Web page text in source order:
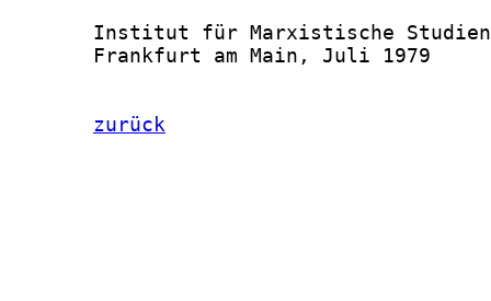
Institut für Marxistische
       Frankfurt am Main, Juli 1979
zurück